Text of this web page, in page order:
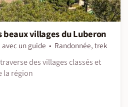
beaux villages du Luberon
un guide
Randonnée, trek
des villages classés et
la région